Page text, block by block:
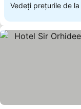
Vedeți prețurile de la